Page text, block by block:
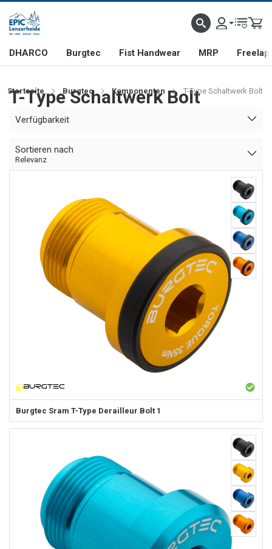
DHARCO Burgtec Fist Handwear MRP Freelap
Startseite Burgtec Komponenten T-Type Schaltwerk Bolt
T-Type Schaltwerk Bolt
Verfügbarkeit
Sortieren nach
Relevanz
Burgtec Sram T-Type Derailleur Bolt 1